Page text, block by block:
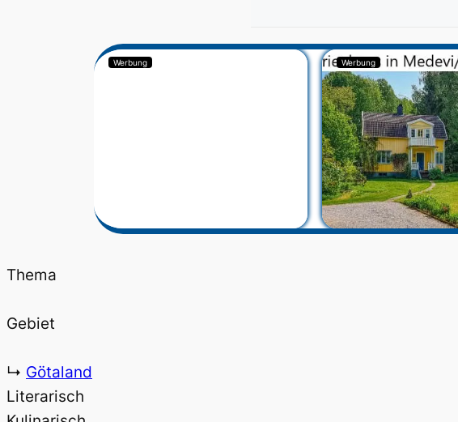
Werbung Werbung
Thema
Gebiet
↳ Götaland
Literarisch